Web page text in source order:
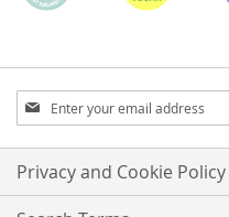
Sign
Up
for
Our
Newsletter:
Privacy and Cookie Policy